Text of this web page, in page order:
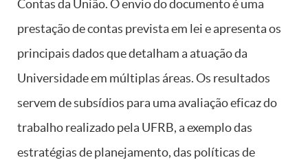
Contas da União. O envio do documento é uma
prestação de contas prevista em lei e apresenta os
principais dados que detalham a atuação da
Universidade em múltiplas áreas. Os resultados
servem de subsídios para uma avaliação eficaz do
trabalho realizado pela UFRB, a exemplo das
estratégias de planejamento, das políticas de